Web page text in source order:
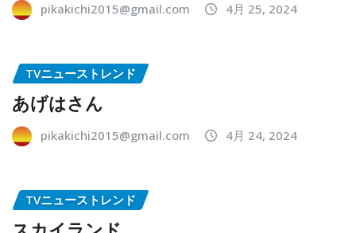
pikakichi2015@gmail.com 4月 25, 2024
TVニューストレンド
あげはさん
pikakichi2015@gmail.com 4月 24, 2024
TVニューストレンド